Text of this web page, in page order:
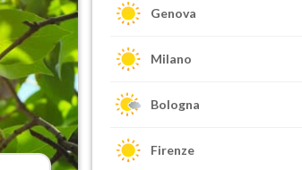
Genova
Milano
Bologna
Firenze